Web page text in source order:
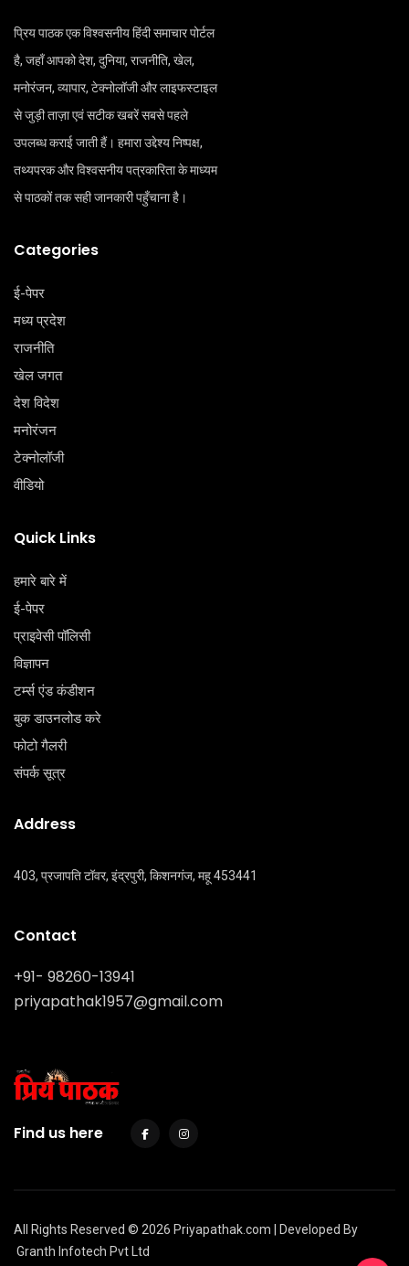
प्रिय पाठक एक विश्वसनीय हिंदी समाचार पोर्टल
है, जहाँ आपको देश, दुनिया, राजनीति, खेल,
मनोरंजन, व्यापार, टेक्नोलॉजी और लाइफस्टाइल
से जुड़ी ताज़ा एवं सटीक खबरें सबसे पहले
उपलब्ध कराई जाती हैं। हमारा उद्देश्य निष्पक्ष,
तथ्यपरक और विश्वसनीय पत्रकारिता के माध्यम
से पाठकों तक सही जानकारी पहुँचाना है।
Categories
ई-पेपर
मध्य प्रदेश
राजनीति
खेल जगत
देश विदेश
मनोरंजन
टेक्‍नोलॉजी
वीडियो
Quick Links
हमारे बारे में
ई-पेपर
प्राइवेसी पॉलिसी
विज्ञापन
टर्म्स एंड कंडीशन
बुक डाउनलोड करे
फोटो गैलरी
संपर्क सूत्र
Address
403, प्रजापति टॉवर, इंद्रपुरी, किशनगंज, महू 453441
Contact
+91- 98260-13941
priyapathak1957@gmail.com
Find us here
All Rights Reserved © 2026 Priyapathak.com | Developed By
Granth Infotech Pvt Ltd